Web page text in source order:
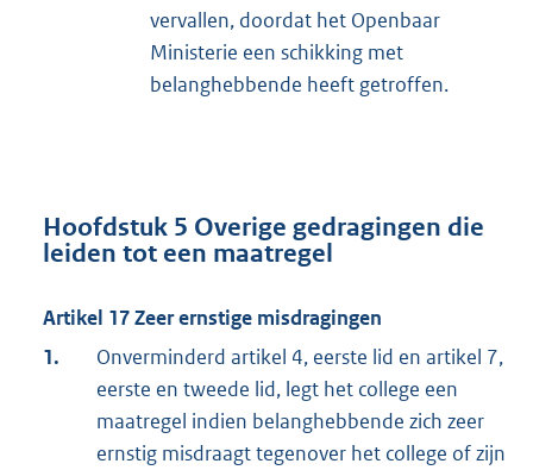
vervallen, doordat het Openbaar
Ministerie een schikking met
belanghebbende heeft getroffen.
Hoofdstuk 5 Overige gedragingen die
leiden tot een maatregel
Artikel 17 Zeer ernstige misdragingen
1.
Onverminderd artikel 4, eerste lid en artikel 7,
eerste en tweede lid, legt het college een
maatregel indien belanghebbende zich zeer
ernstig misdraagt tegenover het college of zijn